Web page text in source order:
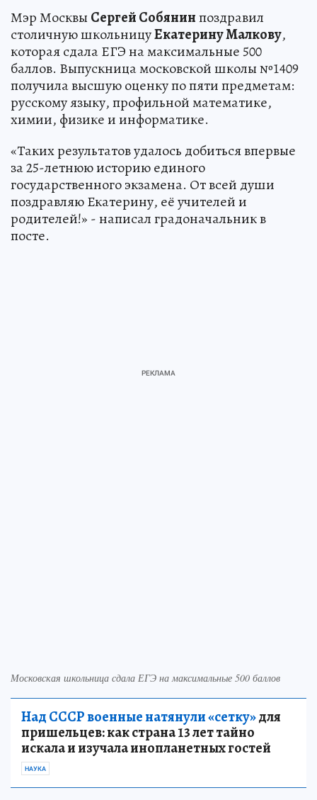
Мэр Москвы Сергей Собянинпоздравил
столичную школьницуЕкатерину Малкову,
которая сдала ЕГЭ на максимальные 500
баллов. Выпускница московской школы №1409
получила высшую оценку по пяти предметам:
русскому языку, профильной математике,
химии, физике и информатике.
«Таких результатов удалось добиться впервые
за 25-летнюю историю единого
государственного экзамена. От всей души
поздравляю Екатерину, её учителей и
родителей!» - написал градоначальник в
посте.
Московская школьница сдала ЕГЭ на максимальные 500 баллов
Над СССР военные натянули «сетку»для
пришельцев: как страна 13 лет тайно
искала и изучала инопланетных гостей
НАУКА